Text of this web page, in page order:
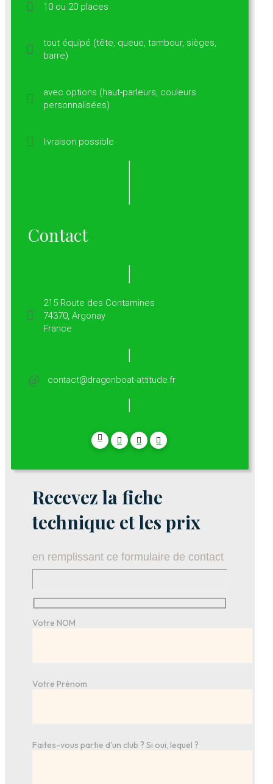
10 ou 20 places
tout équipé (tête, queue, tambour, sièges,
barre)
avec options (haut-parleurs, couleurs
personnalisées)
livraison possible
Contact
215 Route des Contamines
74370, Argonay
France
contact@dragonboat-attitude.fr
Recevez la fiche
technique et les prix
en remplissant ce formulaire de contact
Votre NOM
Votre Prénom
Faites-vous partie d'un club ? Si oui, lequel ?